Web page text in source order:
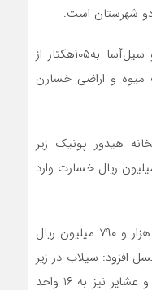
شهرستان است.
جمشیدی، گفت: بارش‌های شدید و سیل‌آسا به۱۰۵هکتار از
میوه و اراضی خسارن
هیدور پونیک زیر
مبلغ ۵۴ هزار و ۳۳۵ میلیون ریال خسارت وارد
جمشیدی با اشاره به خسارت هفت هزار و ۷۹۰ میلیون ریال
افزود: سیلاب در زیر
بخش دام، طیور، زنبورعسل، شیلات و عشایر نیز به ۱۶ واحد